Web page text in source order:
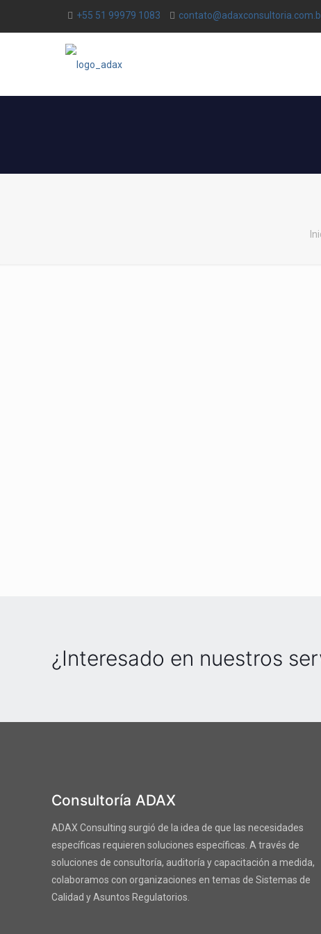
+55 51 99979 1083
¿Interesado en nuestros
Consultoría ADAX
ADAX Consulting surgió de la idea de que las necesidades
específicas requieren soluciones específicas. A través de
soluciones de consultoría, auditoría y capacitación a medida,
colaboramos con organizaciones en temas de Sistemas de
Calidad y Asuntos Regulatorios.